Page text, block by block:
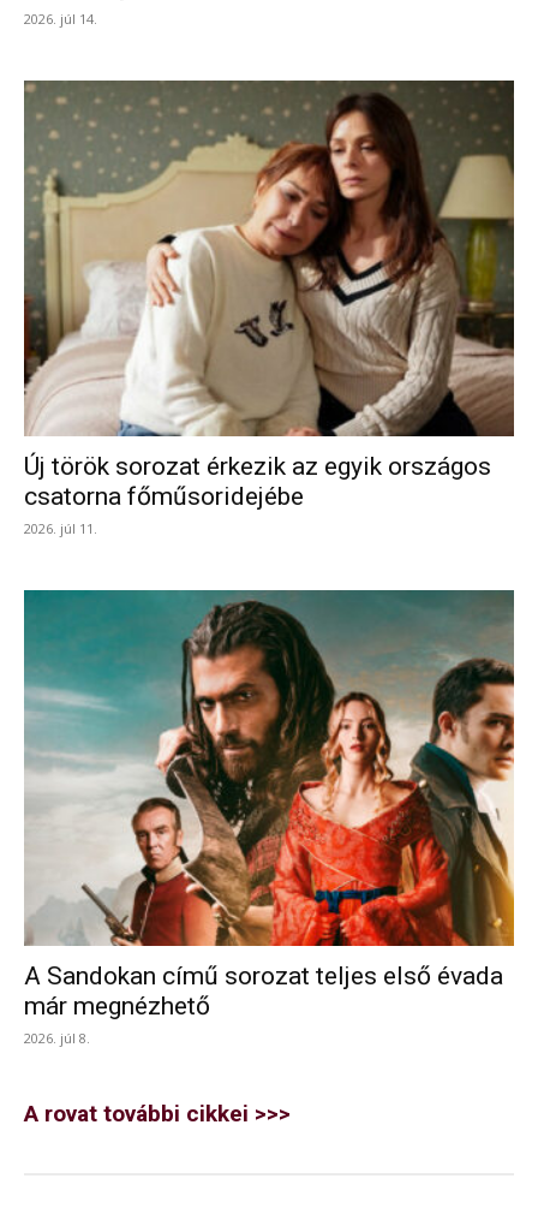
2026. júl 14.
Új török sorozat érkezik az egyik országos
csatorna főműsoridejébe
2026. júl 11.
A Sandokan című sorozat teljes első évada
már megnézhető
2026. júl 8.
A rovat további cikkei >>>